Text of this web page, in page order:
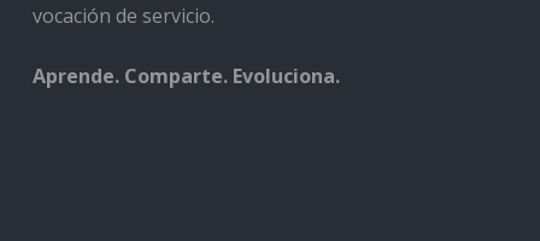
vocación de servicio.
Aprende. Comparte. Evoluciona.